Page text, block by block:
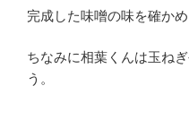
完成した味噌の味を確か
ちなみに相葉くんは玉ね
う。